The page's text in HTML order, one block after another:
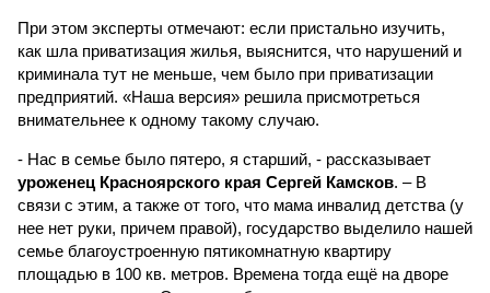
При этом эксперты отмечают: если пристально изучить,
как шла приватизация жилья, выяснится, что нарушений и
криминала тут не меньше, чем было при приватизации
предприятий. «Наша версия» решила присмотреться
внимательнее к одному такому случаю.
- Нас в семье было пятеро, я старший, - рассказывает
уроженец Красноярского края Сергей Камсков. – В
связи с этим, а также от того, что мама инвалид детства (у
нее нет руки, причем правой), государство выделило нашей
семье благоустроенную пятикомнатную квартиру
площадью в 100 кв. метров. Времена тогда ещё на дворе